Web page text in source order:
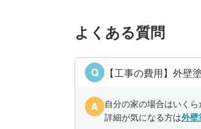
よくある質問
Q 【工事の費用】外壁
A 自分の家の場合はいく
詳細が気になる方は外壁